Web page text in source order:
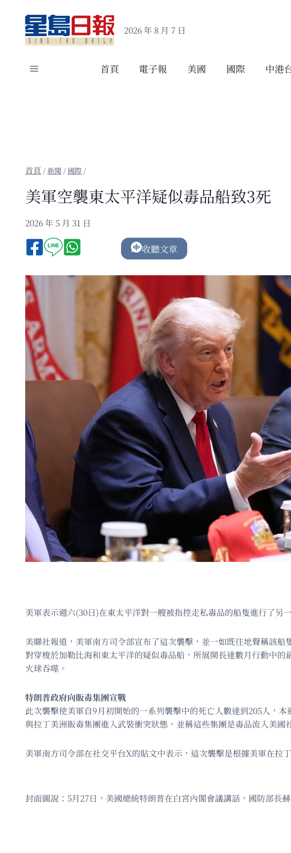
content
2026 年 8 月 7 日
首頁 電子報 美國 國際 中港
/新聞 / 國際 /
美軍空襲東太平洋疑似毒品船致3死
2026 年 5 月 31 日
收聽文章
美軍表示週六(30日)在東太平洋對一艘被指控走私毒品的船隻進行了另
美聯社報道，美軍南方司令部宣布了這次襲擊，並一如既往地聲稱該
對穿梭於加勒比海和東太平洋的疑似毒品船，所展開長達數月行動中
火球吞噬。
特朗普政府向販毒集團宣戰
此次襲擊使美軍自9月初開始的一系列襲擊中的死亡人數達到205人，
與拉丁美洲販毒集團進入武裝衝突狀態，並稱這些集團是毒品流入美國
美軍南方司令部在社交平台X的貼文中表示，這次襲擊是根據美軍在
封面圖說：5月27日，美國總統特朗普在白宮內閣會議講話，國防部長